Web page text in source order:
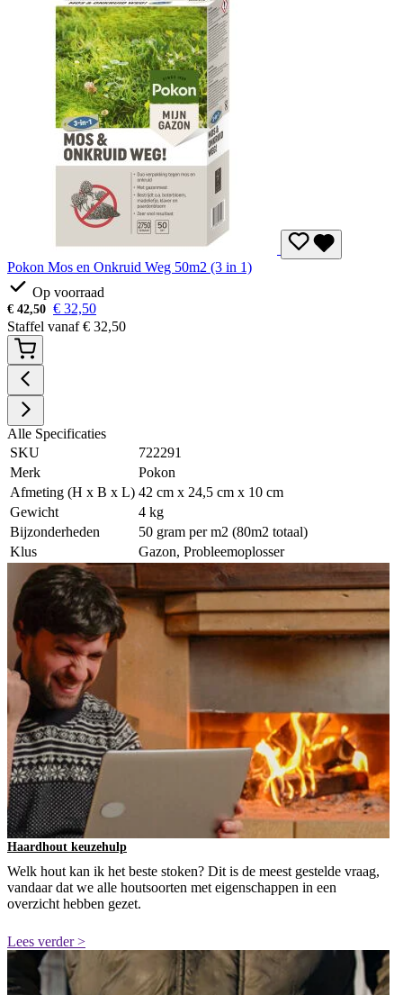
Pokon Mos en Onkruid Weg 50m2 (3 in 1)
Op voorraad
€ 42,50 € 32,50
Staffel vanaf€ 32,50
Alle Specificaties
SKU
722291
Merk
Pokon
Afmeting (H x B x L) 42 cm x 24,5 cm x 10 cm
Gewicht
4 kg
Bijzonderheden
50 gram per m2 (80m2 totaal)
Klus
Gazon, Probleemoplosser
Haardhout keuzehulp
Welk hout kan ik het beste stoken? Dit is de meest gestelde vraag,
vandaar dat we alle houtsoorten met eigenschappen in een
overzicht hebben gezet.
Lees verder >